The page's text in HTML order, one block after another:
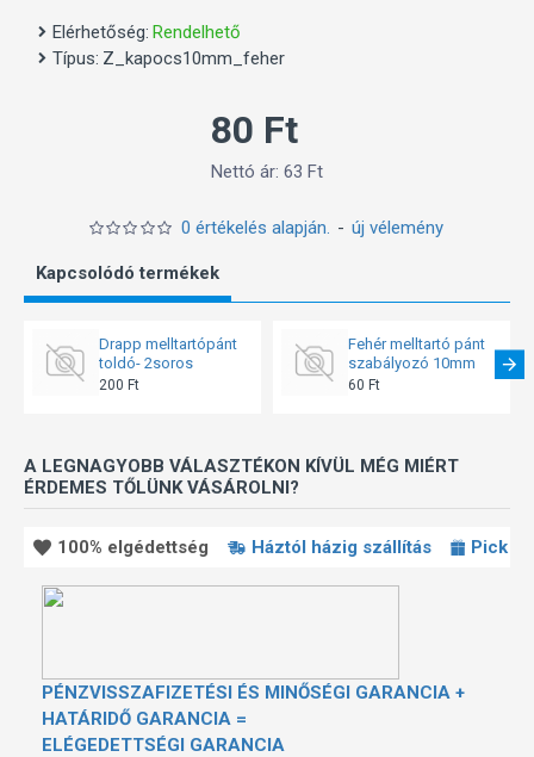
Elérhetőség: Rendelhető
Típus: Z_kapocs10mm_feher
0 értékelés alapján. - új vélemény
80 Ft
Nettó ár: 63 Ft
Kapcsolódó termékek
Drapp melltartópánt
toldó- 2soros
200 Ft
Fehér melltartó pánt
szabályozó 10mm
60 Ft
A LEGNAGYOBB VÁLASZTÉKON KÍVÜL MÉG MIÉRT
ÉRDEMES TŐLÜNK VÁSÁROLNI?
100% elgédettség Háztól házig szállítás Pick
PÉNZVISSZAFIZETÉSI ÉS MINŐSÉGI GARANCIA +
HATÁRIDŐ GARANCIA =
ELÉGEDETTSÉGI GARANCIA